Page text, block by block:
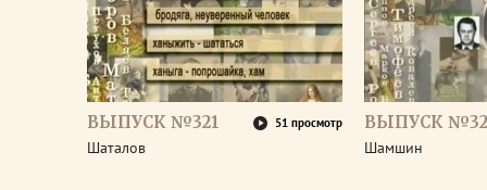
ВЫПУСК №321 51 просмотр
Шаталов
ВЫПУСК
Шамшин